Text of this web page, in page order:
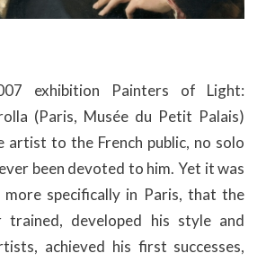
exhibition Painters of Light:
(Paris, Musée du Petit Palais)
artist to the French public, no solo
been devoted to him. Yet it was
more specifically in Paris, that the
trained, developed his style and
achieved his first successes,